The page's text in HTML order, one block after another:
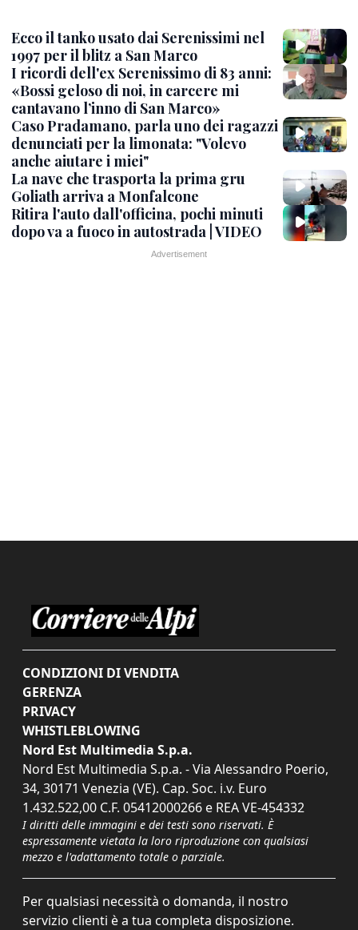
Ecco il tanko usato dai Serenissimi nel
1997 per il blitz a San Marco
I ricordi dell'ex Serenissimo di 83 anni:
«Bossi geloso di noi, in carcere mi
cantavano l’inno di San Marco»
Caso Pradamano, parla uno dei ragazzi
denunciati per la limonata: "Volevo
anche aiutare i miei"
La nave che trasporta la prima gru
Goliath arriva a Monfalcone
Ritira l'auto dall'officina, pochi minuti
dopo va a fuoco in autostrada | VIDEO
CONDIZIONI DI VENDITA
GERENZA
PRIVACY
WHISTLEBLOWING
Nord Est Multimedia S.p.a.
Nord Est Multimedia S.p.a. - Via Alessandro Poerio,
34, 30171 Venezia (VE). Cap. Soc. i.v. Euro
1.432.522,00 C.F. 05412000266 e REA VE-454332
I diritti delle immagini e dei testi sono riservati. È
espressamente vietata la loro riproduzione con qualsiasi
mezzo e l'adattamento totale o parziale.
Per qualsiasi necessità o domanda, il nostro
servizio clienti è a tua completa disposizione.